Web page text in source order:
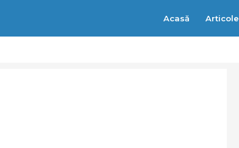
Acasă Articole